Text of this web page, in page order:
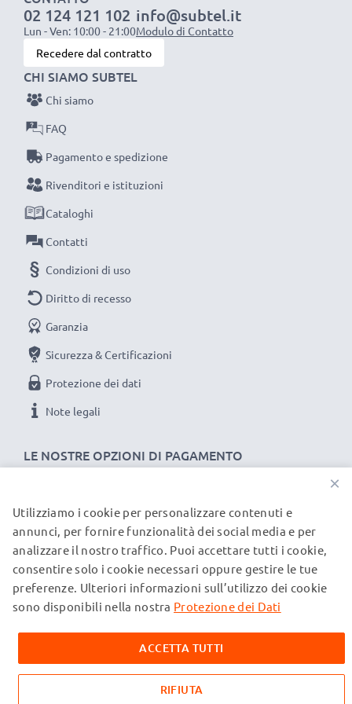
1x batteria da 1000 mAh: circa 2 ore
1x batteria da 2000 mAh: circa 4 ore
1x batteria da 3000 mAh
NOTA BENE:
raggiungimento di efficienza desiderata ricarica
completamente le batterie prima d‘impiegarle.
Non lasciarti scappare neanche uno scatto con
questo caricabatteria intelligente, con schermo
LCD, marcato CELLONIC. Ordina ora, spedizione
rapida e 3 anni di garanzia!
02 124 121 102
Lun - Ven: 10:00 - 21:00
info@subtel.it
Modulo di Contatto
Recedere dal contratto
LE NOSTRE OPZIONI DI PAGAMENTO
CHI SIAMO SUBTEL
Chi siamo
FAQ
Pagamento e spedizione
Rivenditori e istituzioni
Cataloghi
Contatti
Condizioni di uso
Diritto di recesso
Garanzia
Sicurezza & Certificazioni
Protezione dei dati
Note legali
I NOSTRI PARTNER DI SPEDIZIONE
© subtel.it 2026
Tutti i prezzi includono l'IVA e sono esclusi i costi di
spedizione. Si prega di notare che tutti i marchi menzionati
sulle nostre pagine web esclusivamente per fornire
informazioni sui nostri prodotti.
×
Utilizziamo i cookie per personalizzare contenuti e
annunci, per fornire funzionalità dei social media e per
analizzare il nostro traffico. Puoi accettare tutti i cookie,
consentire solo i cookie necessari oppure gestire le tue
preferenze. Ulteriori informazioni sull’utilizzo dei cookie
sono disponibili nella nostra Protezione dei Dati
ACCETTA TUTTI
RIFIUTA